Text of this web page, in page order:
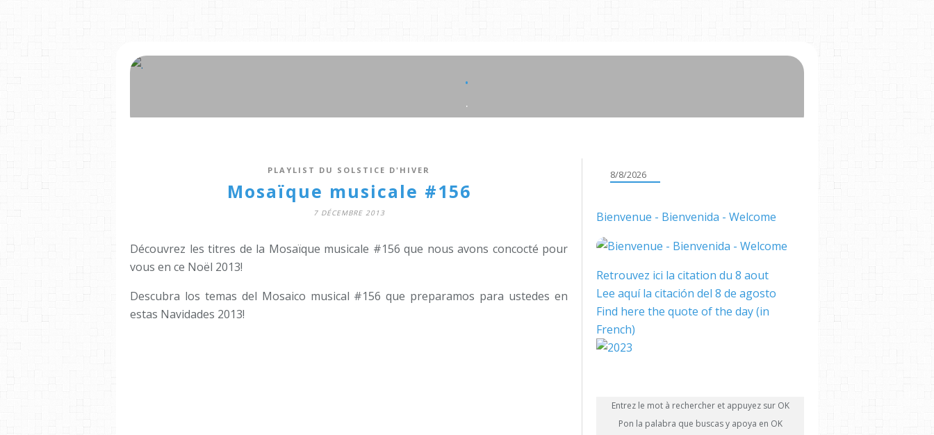
.
.
PLAYLIST DU SOLSTICE D'HIVER
Mosaïque musicale #156
7 DÉCEMBRE 2013
Découvrez les titres de la Mosaïque musicale #156 que nous avons concocté pour
vous en ce Noël 2013!
Descubra los temas del Mosaico musical #156 que preparamos para ustedes en
estas Navidades 2013!
8/8/2026
Bienvenue - Bienvenida - Welcome
Retrouvez ici la citation du 8 aout
Lee aquí la citación del 8 de agosto
Find here the quote of the day (in
French)
Entrez le mot à rechercher et appuyez sur OK
Pon la palabra que buscas y apoya en OK